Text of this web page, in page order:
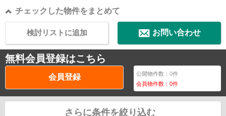
チェックした物件をまとめて
お問い合わせ
検討リストに追加
無料会員登録はこちら
会員登録 公開物件数：0件
会員物件数：0件
さらに条件を絞り込む